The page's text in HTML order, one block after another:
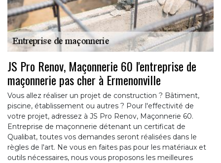
JS Pro Renov, Maçonnerie 60 l'entreprise de
maçonnerie pas cher à Ermenonville
Vous allez réaliser un projet de construction ? Bâtiment,
piscine, établissement ou autres ? Pour l'effectivité de
votre projet, adressez à JS Pro Renov, Maçonnerie 60.
Entreprise de maçonnerie détenant un certificat de
Qualibat, toutes vos demandes seront réalisées dans le
règles de l'art. Ne vous en faites pas pour les matériaux et
outils nécessaires, nous vous proposons les meilleures